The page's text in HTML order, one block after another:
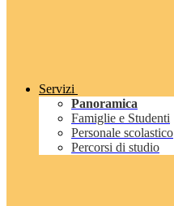
Servizi
Panoramica
Famiglie e Studenti
Personale scolastico
Percorsi di studio